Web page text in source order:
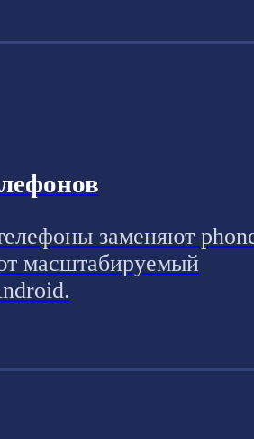
заменяют
масштабируемый